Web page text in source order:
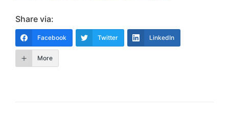
Share via:
Facebook Twitter LinkedIn
More